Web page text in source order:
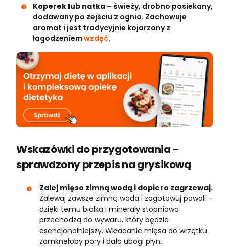
Koperek lub natka – świeży, drobno posiekany,
dodawany po zejściu z ognia. Zachowuje
aromat i jest tradycyjnie kojarzony z
łagodzeniem wzdęć.
Wskazówki do przygotowania –
sprawdzony przepis na grysikową
Zalej mięso zimną wodą i dopiero zagrzewaj.
Zalewaj zawsze zimną wodą i zagotowuj powoli –
dzięki temu białka i minerały stopniowo
przechodzą do wywaru, który będzie
esencjonalniejszy. Wkładanie mięsa do wrzątku
zamknęłoby pory i dało ubogi płyn.